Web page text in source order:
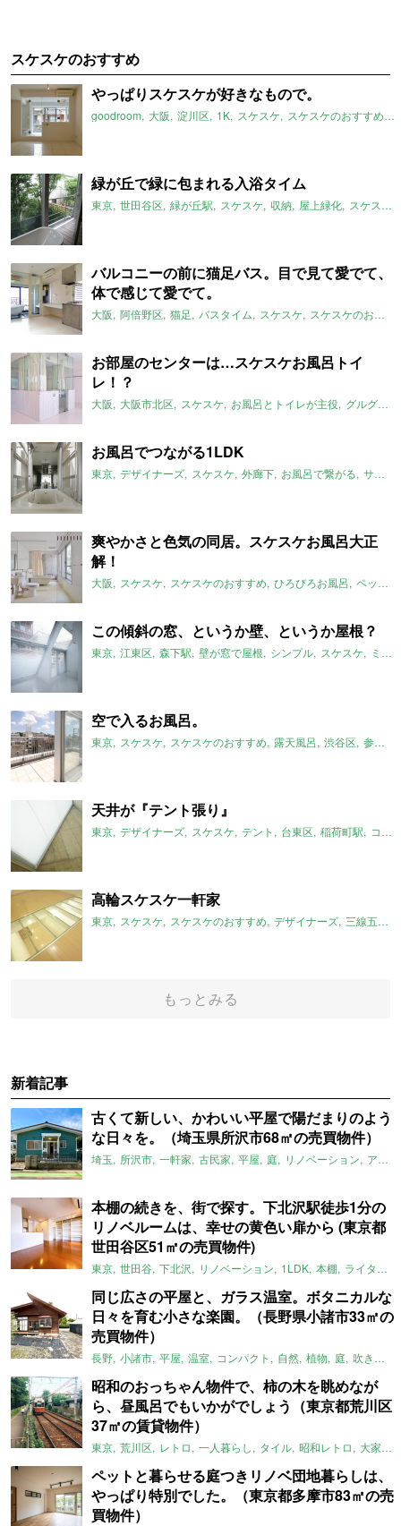
スケスケのおすすめ
やっぱりスケスケが好きなもので。
goodroom 大阪 淀川区 1K スケスケ スケスケのおすすめ
緑が丘で緑に包まれる入浴タイム
東京 世田谷区 緑が丘駅 スケスケ 収納 屋上緑化 スケスケのおすすめ
バルコニーの前に猫足バス。目で見て愛でて、
体で感じて愛でて。
大阪 阿倍野区 猫足 バスタイム スケスケ スケスケのおすすめ
お部屋のセンターは…スケスケお風呂トイ
レ！？
大阪 大阪市北区 スケスケ お風呂とトイレが主役 グルグル系
お風呂でつながる1LDK
東京 デザイナーズ スケスケ 外廊下 お風呂で繋がる サンルーム
爽やかさと色気の同居。スケスケお風呂大正
解！
大阪 スケスケ スケスケのおすすめ ひろびろお風呂 ペット可
この傾斜の窓、というか壁、というか屋根？
東京 江東区 森下駅 壁が窓で屋根 シンプル スケスケ ミニマム
空で入るお風呂。
東京 スケスケ スケスケのおすすめ 露天風呂 渋谷区 参宮橋駅
天井が『テント張り』
東京 デザイナーズ スケスケ テント 台東区 稲荷町駅 コンクリート
高輪スケスケ一軒家
東京 スケスケ スケスケのおすすめ デザイナーズ 三線五駅
もっとみる
新着記事
古くて新しい、かわいい平屋で陽だまりのよう
な日々を。（埼玉県所沢市68㎡の売買物件）
埼玉 所沢市 一軒家 古民家 平屋 庭 リノベーション アメリカンハウス
本棚の続きを、街で探す。下北沢駅徒歩1分の
リノベルームは、幸せの黄色い扉から (東京都
世田谷区51㎡の売買物件)
東京 世田谷 下北沢 リノベーション 1LDK 本棚 ライター：ほしりょうこ
同じ広さの平屋と、ガラス温室。ボタニカルな
日々を育む小さな楽園。（長野県小諸市33㎡の
売買物件）
長野 小諸市 平屋 温室 コンパクト 自然 植物 庭 吹き抜け
昭和のおっちゃん物件で、柿の木を眺めなが
ら、昼風呂でもいかがでしょう（東京都荒川区
37㎡の賃貸物件）
東京 荒川区 レトロ 一人暮らし タイル 昭和レトロ 大家女子
ペットと暮らせる庭つきリノベ団地暮らしは、
やっぱり特別でした。（東京都多摩市83㎡の売
買物件）